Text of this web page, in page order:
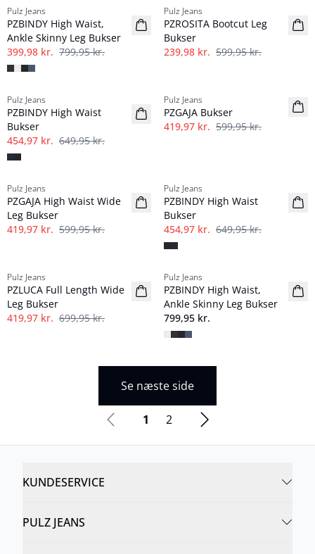
Pulz Jeans
PZBINDY High Waist,
Ankle Skinny Leg Bukser
399,98 kr. 799,95 kr.
Pulz Jeans
PZROSITA Bootcut Leg
Bukser
239,98 kr. 599,95 kr.
-30%
Pulz Jeans
PZBINDY High Waist
Bukser
454,97 kr. 649,95 kr.
Pulz Jeans
PZGAJA Bukser
419,97 kr. 599,95 kr.
-30%
Pulz Jeans
PZGAJA High Waist Wide
Leg Bukser
419,97 kr. 599,95 kr.
Pulz Jeans
PZBINDY High Waist
Bukser
454,97 kr. 649,95 kr.
Pulz Jeans
PZLUCA Full Length Wide
Leg Bukser
419,97 kr. 699,95 kr.
Pulz Jeans
PZBINDY High Waist,
Ankle Skinny Leg Bukser
799,95 kr.
Se næste side
1 2
KUNDESERVICE
PULZ JEANS